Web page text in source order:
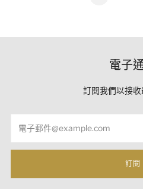
電子
訂閱我們以接收
訂閱